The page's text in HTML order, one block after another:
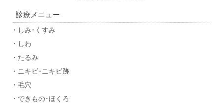
診療メニュー
・しみ･くすみ
・しわ
・たるみ
・ニキビ･ニキビ跡
・毛穴
・できもの･ほくろ